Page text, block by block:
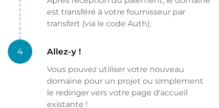
est transféré à votre fournisseur par
transfert (via le code Auth).
4 Allez-y !
Vous pouvez utiliser votre nouveau
domaine pour un projet ou simplement
le rediriger vers votre page d'accueil
existante !